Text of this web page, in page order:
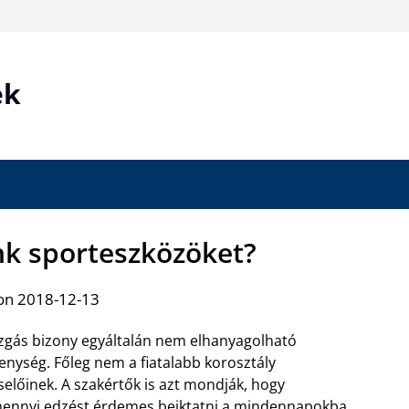
sporteszközöket?
2018-12-13
bizony egyáltalán nem elhanyagolható
Főleg nem a fiatalabb korosztály
A szakértők is azt mondják, hogy